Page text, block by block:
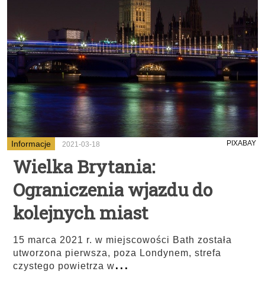
Informacje 2021-03-18 PIXABAY
Wielka Brytania:
Ograniczenia wjazdu do
kolejnych miast
15 marca 2021 r. w miejscowości Bath została
utworzona pierwsza, poza Londynem, strefa
czystego powietrza w...